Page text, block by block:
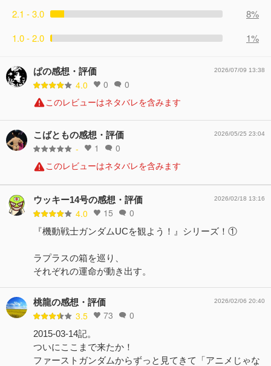
2.1 - 3.0
8%
1.0 - 2.0
1%
ぱの感想・評価
4.0 0 0
2026/07/09 13:38
このレビューはネタバレを含みます
こばともの感想・評価
- 1 0
2026/05/25 23:04
このレビューはネタバレを含みます
ウッキー14号の感想・評価
4.0 15 0
2026/02/18 13:16
『機動戦士ガンダムUCを観よう！』シリーズ！①
ラプラスの箱を巡り、
それぞれの運命が動き出す。
桃龍の感想・評価
3.5 73 0
2026/02/06 20:40
2015-03-14記。
ついにここまで来たか！
ファーストガンダムからずっと見てきて「アニメじゃな